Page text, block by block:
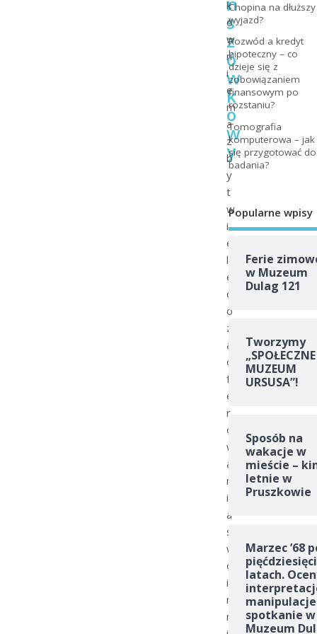
s
z
ó
w
k
o
w
y
k
ó
w
n
i
e
m
a
z
b
y
t
w
i
e
l
e
d
o
z
a
o
f
e
r
o
w
a
n
i
a
s
w
o
i
m
m
Chopina na dłuższy
wyjazd?
Rozwód a kredyt
hipoteczny – co
dzieje się z
zobowiązaniem
finansowym po
rozstaniu?
Tomografia
komputerowa – jak
się przygotować do
badania?
Popularne wpisy
Ferie
w Muzeum
Dulag 121
Tworzymy
„SPOŁECZNE
MUZEUM
URSUSA”!
Sposób na
wakacje w
mieście –
letnie w
Pruszkowie
Marzec ’68
latach.
spotkanie w
Muzeum